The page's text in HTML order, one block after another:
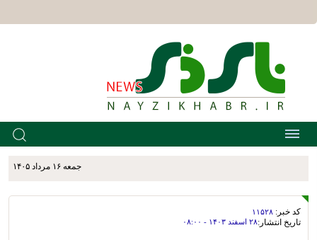
جمعه ۱۶ مرداد ۱۴۰۵
کد خبر: ۱۱۵۲۸
تاریخ انتشار:۲۸ اسفند ۱۴۰۳ - ۰۸:۰۰